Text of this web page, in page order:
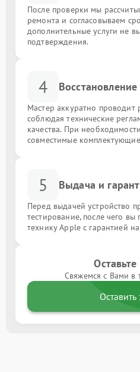
После проверки мы
ремонта и согласовываем
дополнительные услуги не
подтверждения.
4 Восстановление
Мастер аккуратно проводит
соблюдая технические
качества. При
совместимые
5 Выдача и
Перед выдачей устройство
тестирование, после чего
технику Apple с гарантией
Оставьте
Свяжемся с Вами в
Оставить